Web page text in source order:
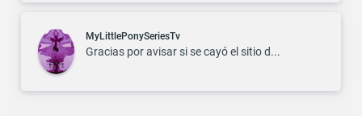
MyLittlePonySeriesTv
Gracias por avisar si se cayó el sitio d...